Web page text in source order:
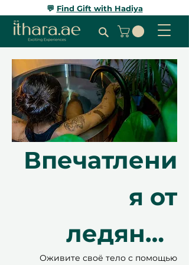
💬 Find Gift with Hadiya
Впечатлени
я от
ледяной
Оживите своё тело с помощью